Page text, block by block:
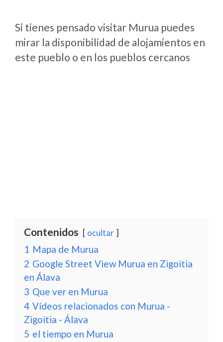
Si tienes pensado visitar Murua puedes
mirar la disponibilidad de alojamientos en
este pueblo o en los pueblos cercanos
Contenidos ocultar
1 Mapa de Murua
2 Google Street View Murua en Zigoitia
en Álava
3 Que ver en Murua
4 Vídeos relacionados con Murua -
Zigoitia - Álava
5 el tiempo en Murua